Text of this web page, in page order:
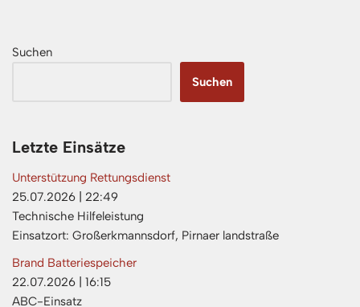
Suchen
Suchen
Letzte Einsätze
Unterstützung Rettungsdienst
25.07.2026
22:49
Technische Hilfeleistung
Einsatzort: Großerkmannsdorf, Pirnaer landstraße
Brand Batteriespeicher
22.07.2026
16:15
ABC-Einsatz